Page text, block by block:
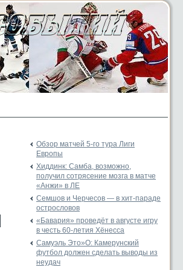
Обзор матчей 5-го тура Лиги
Европы
Хиддинк: Самба, возможно,
получил сотрясение мозга в матче
«Анжи» в ЛЕ
Семшов и Черчесов — в хит-параде
острословов
«Бавария» проведёт в августе игру
в честь 60-летия Хёнесса
Самуэль Это»О: Камерунский
футбол должен сделать выводы из
неудач